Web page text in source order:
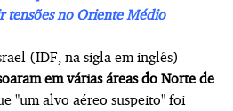
tensões no Oriente Médio
(IDF, na sigla em inglês)
em várias áreas do Norte de
"um alvo aéreo suspeito" foi